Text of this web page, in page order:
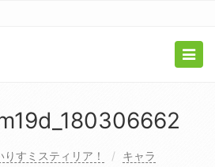
りすミスティリア！
キャラ